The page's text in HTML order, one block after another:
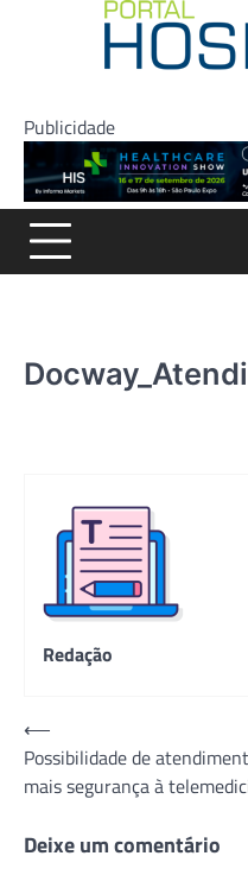
Publicidade
Redação
Navegação
de
Post
⟵
Possibilidade de
mais segurança à
Deixe um comentário